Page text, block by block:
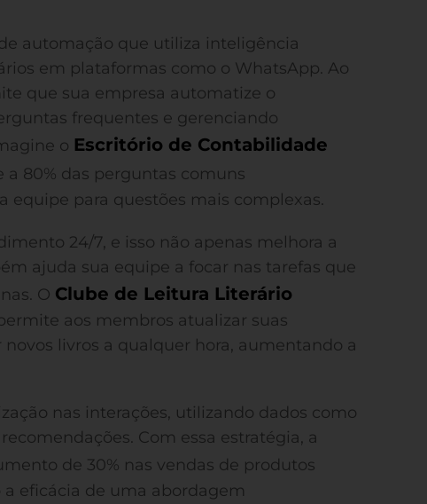
automação que utiliza inteligência
em plataformas como o WhatsApp. Ao
que sua empresa automatize o
frequentes e gerenciando
o Escritório de Contabilidade
a 80% das perguntas comuns
equipe para questões mais complexas.
24/7, e isso não apenas melhora a
ajuda sua equipe a focar nas tarefas que
O Clube de Leitura Literário
aos membros atualizar suas
livros a qualquer hora, aumentando a
nas interações, utilizando dados como
Com essa estratégia, a
de 30% nas vendas de produtos
eficácia de uma abordagem